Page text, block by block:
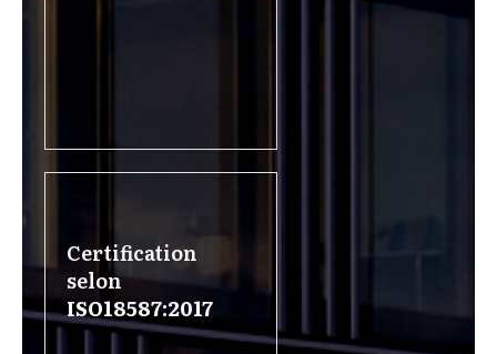
Certification
selon
ISO18587:2017